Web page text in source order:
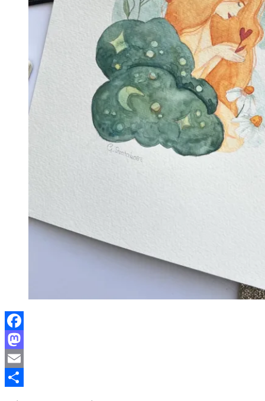
Facebook
Mastodon
Email